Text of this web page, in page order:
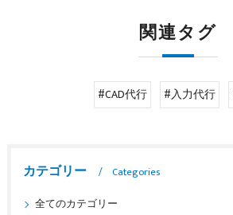
関連タグ
#CAD代行 #入力代行
カテゴリー
Categories
全てのカテゴリー